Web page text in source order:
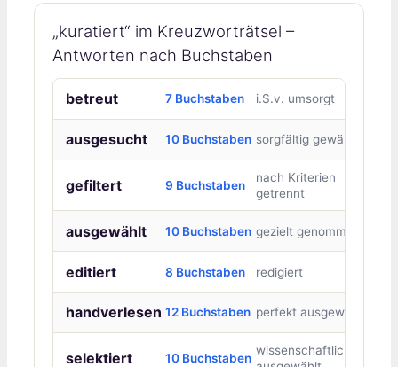
„kuratiert“ im Kreuzworträtsel –
Antworten nach Buchstaben
betreut 7 Buchstaben i.S.v. umsorgt
ausgesucht 10 Buchstaben sorgfältig gewählt
gefiltert 9 Buchstaben
nach Kriterien
getrennt
ausgewählt 10 Buchstaben gezielt genommen
editiert 8 Buchstaben redigiert
handverlesen 12 Buchstaben perfekt ausgewählt
selektiert 10 Buchstaben
wissenschaftlich